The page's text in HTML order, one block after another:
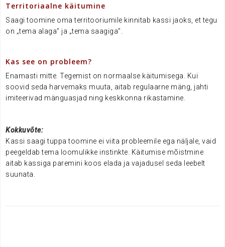
Territoriaalne käitumine
Saagi toomine oma territooriumile kinnitab kassi jaoks, et tegu
on „tema alaga” ja „tema saagiga”.
Kas see on probleem?
Enamasti mitte. Tegemist on normaalse käitumisega. Kui
soovid seda harvemaks muuta, aitab regulaarne mäng, jahti
imiteerivad mänguasjad ning keskkonna rikastamine.
Kokkuvõte:
Kassi saagi tuppa toomine ei viita probleemile ega näljale, vaid
peegeldab tema loomulikke instinkte. Käitumise mõistmine
aitab kassiga paremini koos elada ja vajadusel seda leebelt
suunata.